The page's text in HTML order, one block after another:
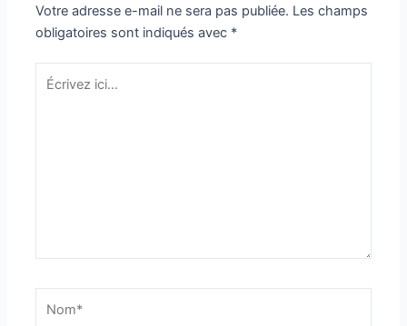
Votre adresse e-mail ne sera pas publiée. Les champs
obligatoires sont indiqués avec *
Écrivez